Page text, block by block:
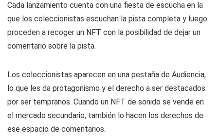
Cada lanzamiento cuenta con una fiesta de escucha en la
que los coleccionistas escuchan la pista completa y luego
proceden a recoger un NFT con la posibilidad de dejar un
comentario sobre la pista.
Los coleccionistas aparecen en una pestaña de Audiencia,
lo que les da protagonismo y el derecho a ser destacados
por ser tempranos. Cuando un NFT de sonido se vende en
el mercado secundario, también lo hacen los derechos de
ese espacio de comentarios.